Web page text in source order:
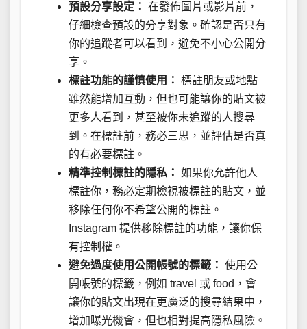
預設分享設定： 在發佈圖片或影片前，
仔細檢查預設的分享對象。確認是否只有
你的追蹤者可以看到，避免不小心公開分
享。
標註功能的謹慎使用： 標註朋友或地點
雖然能增加互動，但也可能讓你的貼文被
更多人看到，甚至被你未追蹤的人搜尋
到。在標註前，務必三思，並評估是否真
的有必要標註。
精準控制標註的隱私： 如果你允許他人
標註你，務必定期檢視被標註的貼文，並
移除任何你不希望公開的標註。
Instagram 提供移除標註的功能，讓你保
有控制權。
避免過度使用公開帳號的標籤： 使用公
開帳號的標籤，例如 travel 或 food，會
讓你的貼文出現在更廣泛的搜尋結果中，
增加曝光機會，但也相對提高隱私風險。